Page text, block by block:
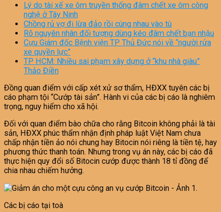
Lý do tài xế xe ôm truyền thống đâm chết xe ôm công
nghệ ở Tây Ninh
Chồng rủ vợ đi lừa đảo rồi cùng nhau vào tù
Rõ nguyên nhân đối tượng dùng kéo đâm chết bạn nhậu
Cựu Giám đốc Bệnh viện TP Thủ Đức nói về “người rửa
xe quyền lực”
TP HCM: Nhiều sai phạm xây dựng ở “khu nhà giàu”
Thảo Điền
Đồng quan điểm với cấp xét xử sơ thẩm, HĐXX tuyên các bị
cáo phạm tội “Cướp tài sản”. Hành vi của các bị cáo là nghiêm
trọng, nguy hiểm cho xã hội.
Đối với quan điểm bào chữa cho rằng Bitcoin không phải là tài
sản, HĐXX phúc thẩm nhận định pháp luật Việt Nam chưa
chấp nhận tiền ảo nói chung hay Bitocin nói riêng là tiền tệ, hay
phương thức thanh toán. Nhưng trong vụ án này, các bị cáo đã
thực hiện quy đổi số Bitocin cướp được thành 18 tỉ đồng để
chia nhau chiếm hưởng.
Các bị cáo tại toà